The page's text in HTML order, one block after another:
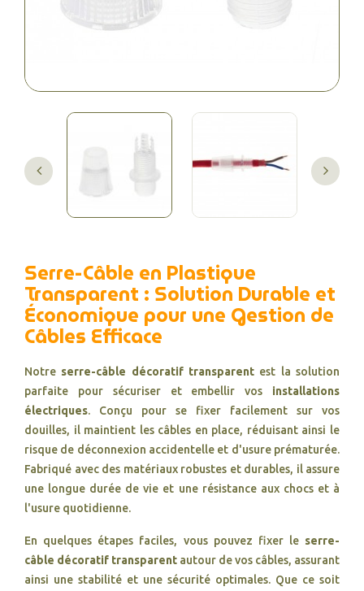
Serre-Câble en Plastique
Transparent : Solution Durable et
Économique pour une Gestion de
Câbles Efficace
Notre serre-câble décoratif transparent est la solution
parfaite pour sécuriser et embellir vos installations
électriques. Conçu pour se fixer facilement sur vos
douilles, il maintient les câbles en place, réduisant ainsi le
risque de déconnexion accidentelle et d'usure prématurée.
Fabriqué avec des matériaux robustes et durables, il assure
une longue durée de vie et une résistance aux chocs et à
l'usure quotidienne.
En quelques étapes faciles, vous pouvez fixer le serre-
câble décoratif transparent autour de vos câbles, assurant
ainsi une stabilité et une sécurité optimales. Que ce soit